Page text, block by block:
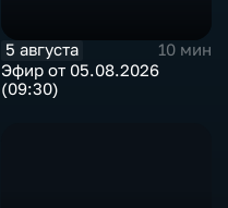
5 августа
10 мин
Эфир от 05.08.2026
(09:30)